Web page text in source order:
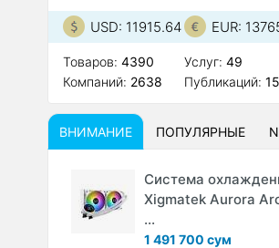
USD: 11915.64 EUR:
Товаров: 4390
Компаний: 2638
Услуг:49
Публикаций:
ВНИМАНИЕ ПОПУЛЯРНЫЕ
Система
Xigmatek Aurora
...
1 491 700 сум